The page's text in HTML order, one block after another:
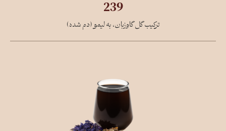
239
ترکیب گل گاوزبان، به لیمو (دم شده)